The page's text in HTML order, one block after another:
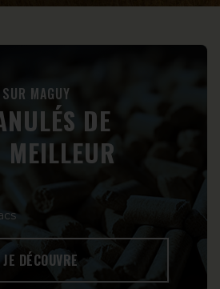
MAGUY
DE
JE DÉCOUVRE